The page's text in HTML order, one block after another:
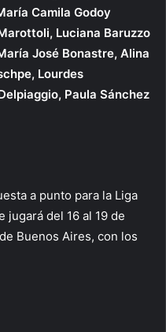
Camila Godoy
Luciana Baruzzo
José Bonastre, Alina
Lourdes
Paula Sánchez
a punto para la Liga
jugará del 16 al 19 de
Buenos Aires, con los